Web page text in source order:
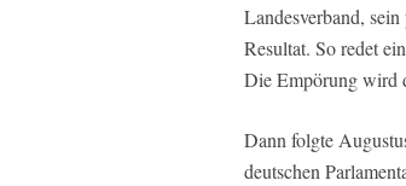
Landesverband,
Resultat. So redet
Die Empörung wird
Dann folgte
deutschen